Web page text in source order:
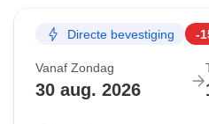
Directe bevestiging -
Vanaf Zondag
30 aug. 2026